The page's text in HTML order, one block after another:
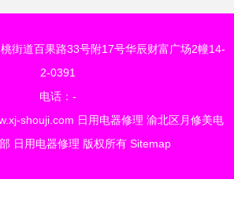
街道百果路33号附17号华辰财富广场2幢14-
2-0391
电话：-
shouji.com 日用电器修理 渝北区月修美电
日用电器修理 版权所有 Sitemap